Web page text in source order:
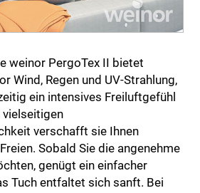
weinor PergoTex II bietet
Wind, Regen und UV-Strahlung,
ein intensives Freiluftgefühl
verschafft sie Ihnen
Sobald Sie die angenehme
genügt ein einfacher
Tuch entfaltet sich sanft. Bei